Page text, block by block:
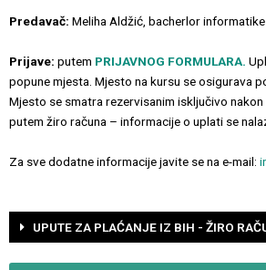
Predavač: Meliha Aldžić, bacherlor
Prijave: putem PRIJAVNOG FORMULARA.
popune mjesta. Mjesto na kursu se osigurava
Mjesto se smatra rezervisanim isključivo
putem žiro računa – informacije o uplati se
Za sve dodatne informacije javite se na e-mail:
UPUTE ZA PLAĆANJE IZ BIH - ŽIRO